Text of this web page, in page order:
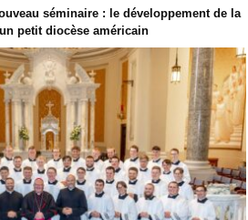
séminaire : le développement de la
petit diocèse américain